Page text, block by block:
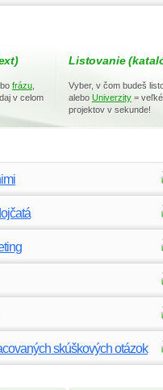
frázu
v celom
Listovanie
Vyber, v čom budeš
alebo Univerzity =
projektov v sekunde!
skúškových otázok